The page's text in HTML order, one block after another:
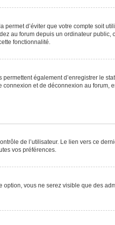
d’éviter que votre compte soit
au forum depuis un ordinateur public,
fonctionnalité.
également d’enregistrer le
et de déconnexion au forum,
de l’utilisateur. Le lien vers ce
vos préférences.
option, vous ne serez visible que des